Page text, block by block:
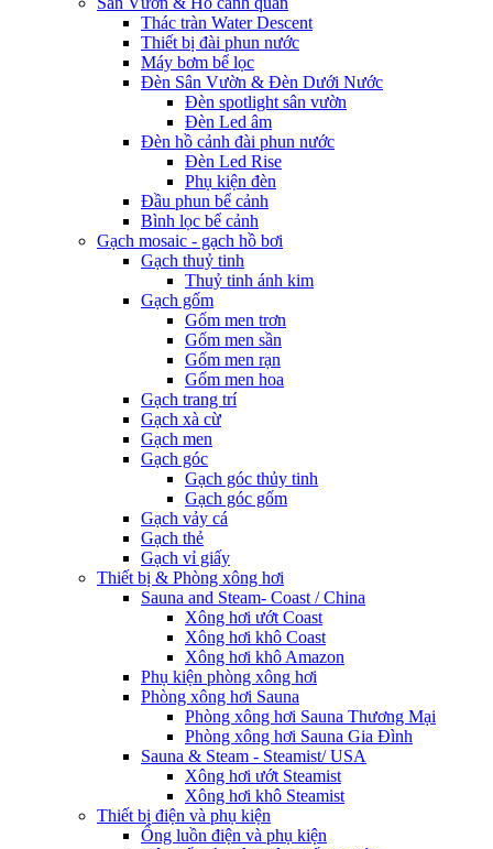
Thác tràn Water Descent
Thiết bị đài phun nước
Máy bơm bể lọc
Đèn Sân Vườn & Đèn Dưới Nước
Đèn spotlight sân vườn
Đèn Led âm
Đèn hồ cảnh đài phun nước
Đèn Led Rise
Phụ kiện đèn
Đầu phun bể cảnh
Bình lọc bể cảnh
Gạch mosaic - gạch hồ bơi
Gạch thuỷ tinh
Thuỷ tinh ánh kim
Gạch gốm
Gốm men trơn
Gốm men sần
Gốm men rạn
Gốm men hoa
Gạch trang trí
Gạch xà cừ
Gạch men
Gạch góc
Gạch góc thủy tinh
Gạch góc gốm
Gạch vảy cá
Gạch thẻ
Gạch vỉ giấy
Thiết bị & Phòng xông hơi
Sauna and Steam- Coast / China
Xông hơi ướt Coast
Xông hơi khô Coast
Xông hơi khô Amazon
Phụ kiện phòng xông hơi
Phòng xông hơi Sauna
Phòng xông hơi Sauna Thương Mại
Phòng xông hơi Sauna Gia Đình
Sauna & Steam - Steamist/ USA
Xông hơi ướt Steamist
Xông hơi khô Steamist
Thiết bị điện và phụ kiện
Ống luồn điện và phụ kiện